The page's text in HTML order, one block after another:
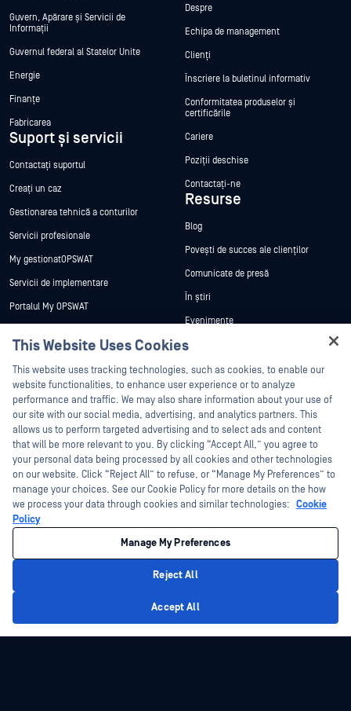
Guvern, Apărare și Servicii de
Informații
Guvernul federal al Statelor Unite
Energie
Finanțe
Fabricarea
Suport și servicii
Contactați suportul
Creați un caz
Gestionarea tehnică a conturilor
Servicii profesionale
My gestionatOPSWAT
Servicii de implementare
Portalul My OPSWAT
Formare
vulnerabilităților
Parteneri
Certificare
Parteneri tehnologici
Program de parteneriat de canal
Despre
Echipa de management
Clienți
Înscriere la buletinul informativ
Conformitatea produselor și
certificările
Cariere
Poziții deschise
Contactați-ne
Resurse
Blog
Povești de succes ale clienților
Comunicate de presă
În știri
Evenimente
Webinare
Fișe de date
Cărți albe
Instrumente gratuite
©2026 OPSWAT . Toate drepturile rezervate. OPSWAT, MetaDefender, Metascan,
MetaAccess, OPSWAT , Trust no File. Trust No Device., OPSWAT , Protecting the
World's Critical Infrastructure, Deep CDR™ Technology, InQuest, logo-ul InQuest,
DFI, RetroHunt, Deep File Inspection și Join the Hunt sunt mărci comerciale ale
OPSWAT . Mărcile comerciale ale terților sunt proprietatea deținătorilor respectivi.
Politica de confidențialitate
Opțiunile dvs. de confidențialitate din California
This Website Uses Cookies
This website uses tracking technologies, such as cookies, to enable our
website functionalities, to enhance user experience or to analyze
performance and traffic. We may also share information about your use of
our site with our social media, advertising, and analytics partners. This
allows us to perform targeted advertising and to select ads and content
that will be more relevant to you. By clicking “Accept All,” you agree to
your personal data being processed by all cookies and other technologies
on our website. Click “Reject All” to refuse, or “Manage My Preferences” to
manage your choices. See our Cookie Policy for more details on the how
we process your data through cookies and similar technologies: Cookie
Policy
Manage My Preferences
Reject All
Accept All
Hey there!
I'm Ozzy, your OPSWAT virtual assistant.
How can I help you secure what's critical
today?